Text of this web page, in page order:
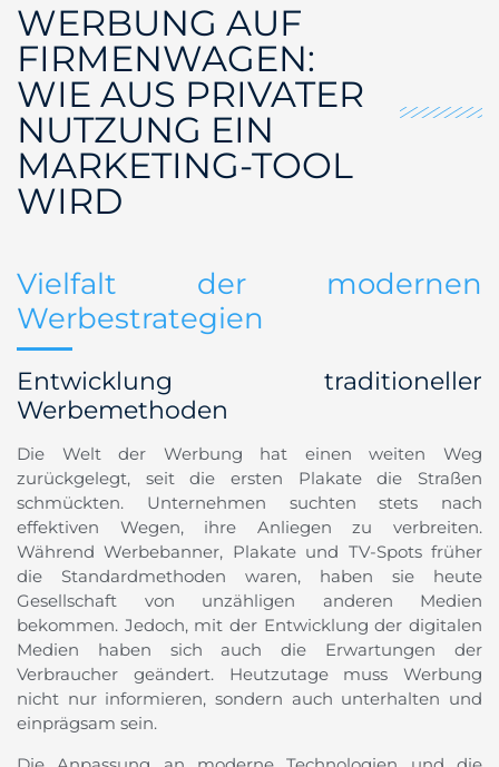
WERBUNG AUF
FIRMENWAGEN:
WIE AUS PRIVATER
NUTZUNG EIN
MARKETING-TOOL
WIRD
Vielfalt der modernen
Werbestrategien
Entwicklung traditioneller
Werbemethoden
Die Welt der Werbung hat einen weiten Weg
zurückgelegt, seit die ersten Plakate die Straßen
schmückten. Unternehmen suchten stets nach
effektiven Wegen, ihre Anliegen zu verbreiten.
Während Werbebanner, Plakate und TV-Spots früher
die Standardmethoden waren, haben sie heute
Gesellschaft von unzähligen anderen Medien
bekommen. Jedoch, mit der Entwicklung der digitalen
Medien haben sich auch die Erwartungen der
Verbraucher geändert. Heutzutage muss Werbung
nicht nur informieren, sondern auch unterhalten und
einprägsam sein.